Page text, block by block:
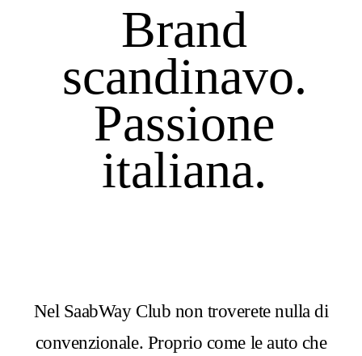
Brand
scandinavo.
Passione
italiana.
Nel SaabWay Club non troverete nulla di
convenzionale. Proprio come le auto che